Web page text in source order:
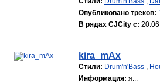
Опубликовано треков:
В рядах CJCity с:
kira_mAx
Стили: Drum'n'Bass ,
Информация: я...